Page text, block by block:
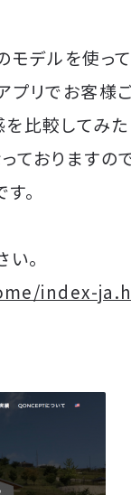
モデルを使っ
プリでお客様
比較してみた
ておりますの
。
。
index-